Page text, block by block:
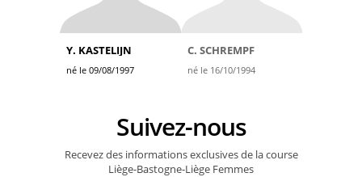
Y. KASTELIJN
né le 09/08/1997
C. SCHREMPF
né le 16/10/1994
Suivez-nous
Recevez des informations exclusives de la course
Liège-Bastogne-Liège Femmes